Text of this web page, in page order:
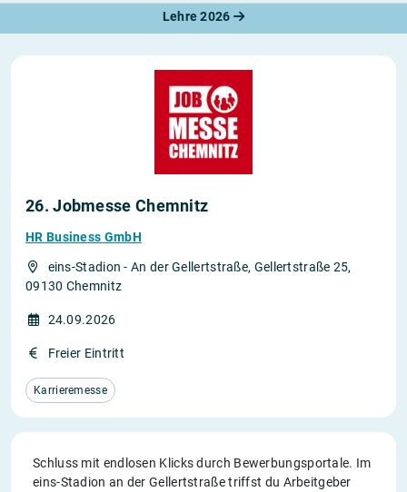
Lehre 2026
26. Jobmesse Chemnitz
HR Business GmbH
eins-Stadion - An der Gellertstraße, Gellertstraße 25,
09130 Chemnitz
24.09.2026
Freier Eintritt
Karrieremesse
Schluss mit endlosen Klicks durch Bewerbungsportale. Im
eins-Stadion an der Gellertstraße triffst du Arbeitgeber